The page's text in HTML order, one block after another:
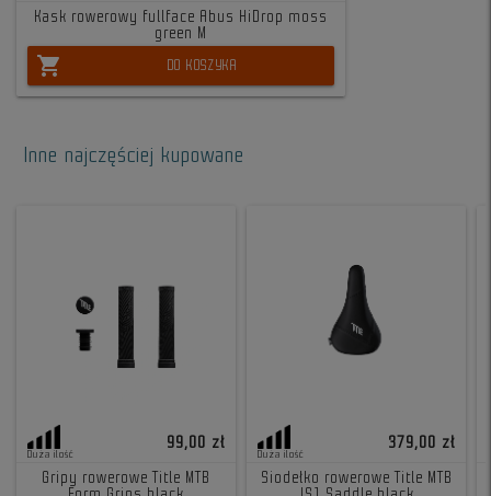
Kask rowerowy fullface Abus HiDrop moss
green M
shopping_cart DO KOSZYKA
Inne najczęściej kupowane
Duża ilość
99,00 zł
Gripy rowerowe Title MTB
Duża ilość
379,00 zł
Siodełko rowerowe Title MTB